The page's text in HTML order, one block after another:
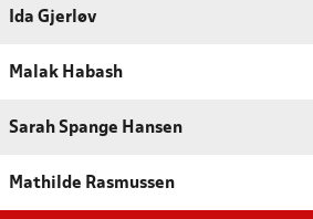
Ida Gjerløv
Malak Habash
Sarah Spange Hansen
Mathilde Rasmussen